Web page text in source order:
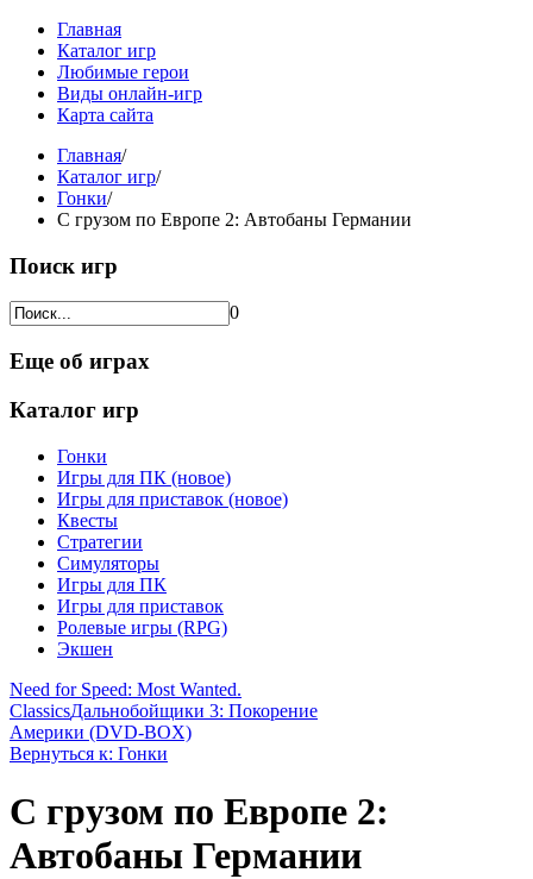
Главная
Каталог игр
Любимые герои
Виды онлайн-игр
Карта сайта
Главная/
Каталог игр/
Гонки/
С грузом по Европе 2: Автобаны Германии
Поиск игр
0
Еще об играх
Каталог игр
Гонки
Игры для ПК (новое)
Игры для приставок (новое)
Квесты
Стратегии
Симуляторы
Игры для ПК
Игры для приставок
Ролевые игры (RPG)
Экшен
Need for Speed: Most Wanted.
ClassicsДальнобойщики 3: Покорение
Америки (DVD-BOX)
Вернуться к: Гонки
С грузом по Европе 2:
Автобаны Германии